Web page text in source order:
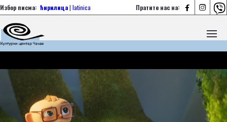
Пратите нас на:   
Избор писма: ћирилица| latinica